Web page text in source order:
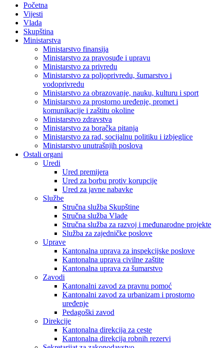
Početna
Vijesti
Vlada
Skupština
Ministarstva
Ministarstvo finansija
Ministarstvo za pravosuđe i upravu
Ministarstvo za privredu
Ministarstvo za poljoprivredu, šumarstvo i
vodoprivredu
Ministarstvo za obrazovanje, nauku, kulturu i sport
Ministarstvo za prostorno uređenje, promet i
komunikacije i zaštitu okoline
Ministarstvo zdravstva
Ministarstvo za boračka pitanja
Ministarstvo za rad, socijalnu politiku i izbjeglice
Ministarstvo unutrašnjih poslova
Ostali organi
Uredi
Ured premijera
Ured za borbu protiv korupcije
Ured za javne nabavke
Službe
Stručna služba Skupštine
Stručna služba Vlade
Stručna služba za razvoj i međunarodne projekte
Služba za zajedničke poslove
Uprave
Kantonalna uprava za inspekcijske poslove
Kantonalna uprava civilne zaštite
Kantonalna uprava za šumarstvo
Zavodi
Kantonalni zavod za pravnu pomoć
Kantonalni zavod za urbanizam i prostorno
uređenje
Pedagoški zavod
Direkcije
Kantonalna direkcija za ceste
Kantonalna direkcija robnih rezervi